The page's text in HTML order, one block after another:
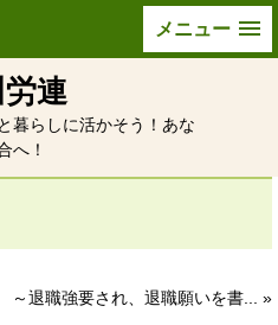
メニュー
連
暮らしに活かそう！あな
へ！
～退職強要され、退職願いを書... »